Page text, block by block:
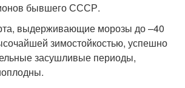
бывшего СССР.
выдерживающие морозы до –40
зимостойкостью, успешно
засушливые периоды,